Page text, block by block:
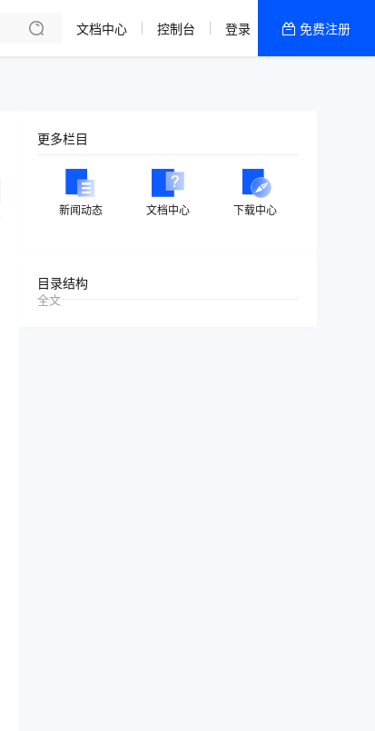
美国高防2区[推荐]
文档中心 控制台 登录 免费注册
更多栏目
新闻动态 文档中心 下载中心
目录结构
全文